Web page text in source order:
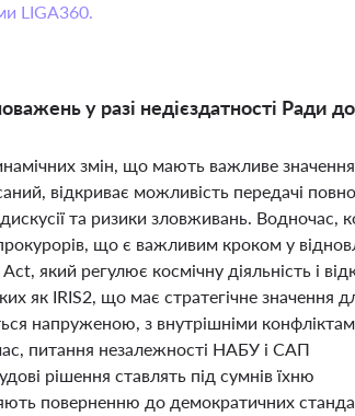
LIGA360.
у разі недієздатності Ради до
змін, що мають важливе
відкриває можливість передачі
та ризики зловживань. Водночас,
що є важливим кроком у
який регулює космічну діяльність і
як IRIS2, що має стратегічне значення
напруженою, з внутрішніми
питання незалежності НАБУ і САП
рішення ставлять під сумнів їхню
поверненню до демократичних